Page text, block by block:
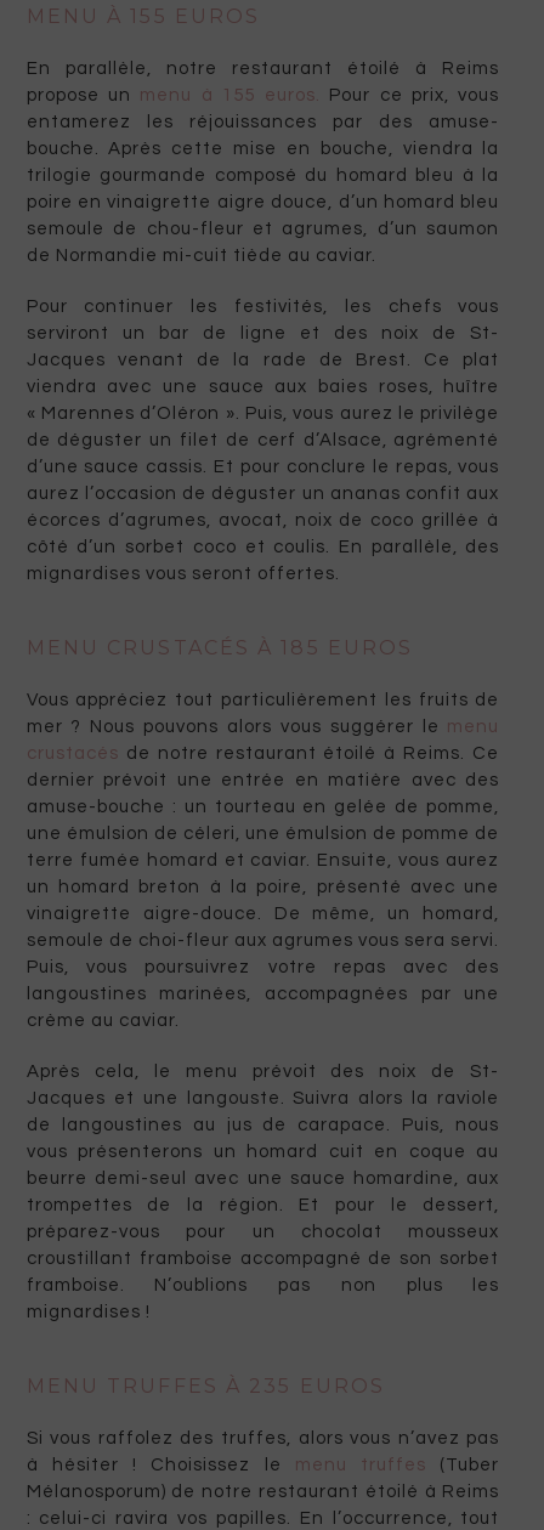
MENU À 155 EUROS
En parallèle, notre restaurant étoilé à Reims
propose un menu à 155 euros.
Pour ce prix, vous
entamerez les réjouissances par des amuse-
bouche. Après cette mise en bouche, viendra la
trilogie gourmande composé du homard bleu à la
poire en vinaigrette aigre douce, d’un homard bleu
semoule de chou-fleur et agrumes, d’un saumon
de Normandie mi-cuit tiède au caviar.
Pour continuer les festivités, les chefs vous
serviront un bar de ligne et des noix de St-
Jacques venant de la rade de Brest. Ce plat
viendra avec une sauce aux baies roses, huître
« Marennes d’Oléron ». Puis, vous aurez le privilège
de déguster un filet de cerf d’Alsace, agrémenté
d’une sauce cassis. Et pour conclure le repas, vous
aurez l’occasion de déguster un ananas confit aux
écorces d’agrumes, avocat, noix de coco grillée à
côté d’un sorbet coco et coulis. En parallèle, des
mignardises vous seront offertes.
MENU CRUSTACÉS À 185 EUROS
Vous appréciez tout particulièrement les fruits de
mer ? Nous pouvons alors vous suggérer le menu
crustacés de notre restaurant étoilé à Reims. Ce
dernier prévoit une entrée en matière avec des
amuse-bouche : un tourteau en gelée de pomme,
une émulsion de céleri, une émulsion de pomme de
terre fumée homard et caviar. Ensuite, vous aurez
un homard breton à la poire, présenté avec une
vinaigrette aigre-douce. De même, un homard,
semoule de choi-fleur aux agrumes vous sera servi.
Puis, vous poursuivrez votre repas avec des
langoustines marinées, accompagnées par une
crème au caviar.
Après cela, le menu prévoit des noix de St-
Jacques et une langouste. Suivra alors la raviole
de langoustines au jus de carapace. Puis, nous
vous présenterons un homard cuit en coque au
beurre demi-seul avec une sauce homardine, aux
trompettes de la région. Et pour le dessert,
préparez-vous pour un chocolat mousseux
croustillant framboise accompagné de son sorbet
framboise. N’oublions pas non plus les
mignardises !
MENU TRUFFES À 235 EUROS
Si vous raffolez des truffes, alors vous n’avez pas
à hésiter ! Choisissez le menu truffes (Tuber
Mélanosporum) de notre restaurant étoilé à Reims
: celui-ci ravira vos papilles. En l’occurrence, tout